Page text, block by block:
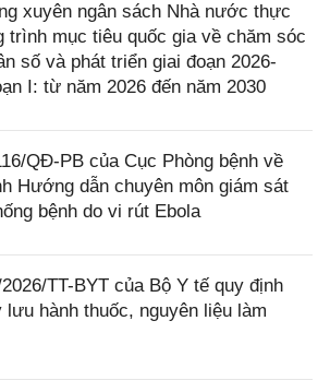
xuyên ngân sách Nhà nước thực
trình mục tiêu quốc gia về chăm sóc
số và phát triển giai đoạn 2026-
I: từ năm 2026 đến năm 2030
QĐ-PB của Cục Phòng bệnh về
Hướng dẫn chuyên môn giám sát
bệnh do vi rút Ebola
TT-BYT của Bộ Y tế quy định
lưu hành thuốc, nguyên liệu làm